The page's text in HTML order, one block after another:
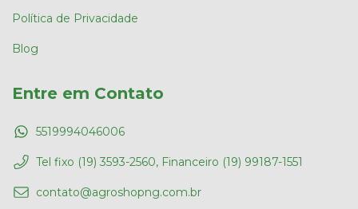
Política de Privacidade
Blog
Entre em Contato
5519994046006
Tel fixo (19) 3593-2560, Financeiro (19) 99187-1551
contato@agroshopng.com.br